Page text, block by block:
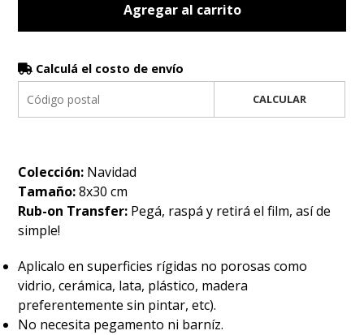
Agregar al carrito
Calculá el costo de envío
CALCULAR
Colección: Navidad
Tamaño:8x30 cm
Rub-on Transfer: Pegá, raspá y retirá el film, así de
simple!
Aplicalo en superficies rígidas no porosas como
vidrio, cerámica, lata, plástico, madera
preferentemente sin pintar, etc).
No necesita pegamento ni barníz.